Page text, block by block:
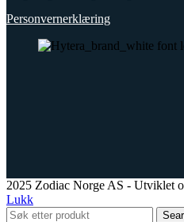
Personvernerklæring
2025 Zodiac Norge AS - Utviklet
Lukk